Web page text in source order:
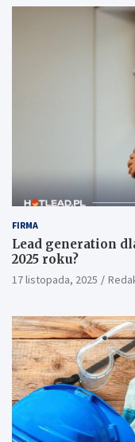
FIRMA
Lead generation
2025 roku?
17 listopada, 2025